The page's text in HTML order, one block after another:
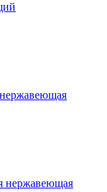
нержавеющая